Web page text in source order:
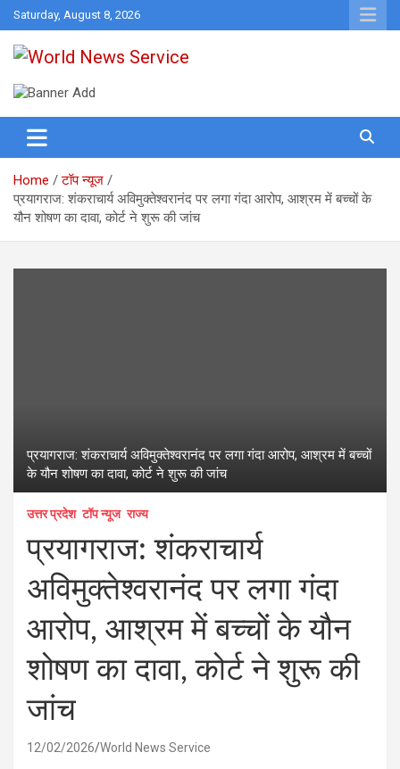
Skip
to
content
Saturday, August 8, 2026
World News Service
Home
टॉप न्यूज
प्रयागराज: शंकराचार्य अविमुक्तेश्वरानंद पर लगा गंदा आरोप, आश्रम में बच्चों के
यौन शोषण का दावा, कोर्ट ने शुरू की जांच
प्रयागराज: शंकराचार्य अविमुक्तेश्वरानंद पर लगा गंदा आरोप, आश्रम में बच्चों
के यौन शोषण का दावा, कोर्ट ने शुरू की जांच
उत्तर प्रदेश टॉप न्यूज राज्य
प्रयागराज: शंकराचार्य
अविमुक्तेश्वरानंद पर लगा गंदा
आरोप, आश्रम में बच्चों के यौन
शोषण का दावा, कोर्ट ने शुरू की
जांच
12/02/2026 World News Service